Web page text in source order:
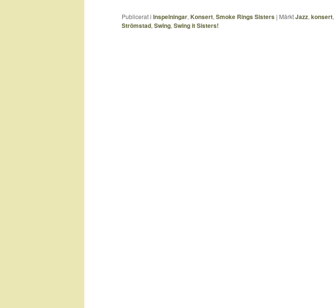
Publicerat i Inspelningar, Konsert, Smoke Rings Sisters | MärktJazz, konsert,
Strömstad, Swing, Swing it Sisters!